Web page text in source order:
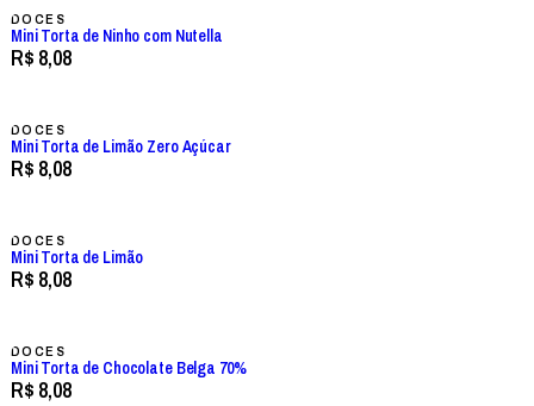
DOCES
Mini Torta de Ninho com Nutella
R$ 8,08
DOCES
Mini Torta de Limão Zero Açúcar
R$ 8,08
DOCES
Mini Torta de Limão
R$ 8,08
DOCES
Mini Torta de Chocolate Belga 70%
R$ 8,08